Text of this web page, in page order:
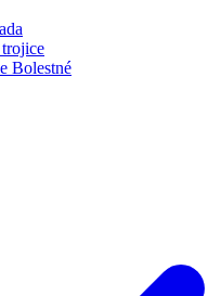
Bolestné